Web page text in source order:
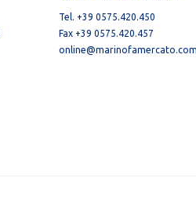
Tel. +39 0575.420.450
Fax +39 0575.420.457
online@marinofamercato.com